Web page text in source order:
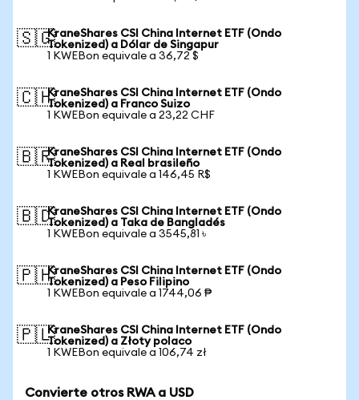
🇸🇬KraneShares CSI China Internet ETF (Ondo
Tokenized) a Dólar de Singapur
1 KWEBon equivale a 36,72 $
🇨🇭KraneShares CSI China Internet ETF (Ondo
Tokenized) a Franco Suizo
1 KWEBon equivale a 23,22 CHF
🇧🇷KraneShares CSI China Internet ETF (Ondo
Tokenized) a Real brasileño
1 KWEBon equivale a 146,45 R$
🇧🇩KraneShares CSI China Internet ETF (Ondo
Tokenized) a Taka de Bangladés
1 KWEBon equivale a 3545,81 ৳
🇵🇭KraneShares CSI China Internet ETF (Ondo
Tokenized) a Peso Filipino
1 KWEBon equivale a 1744,06 ₱
🇵🇱KraneShares CSI China Internet ETF (Ondo
Tokenized) a Złoty polaco
1 KWEBon equivale a 106,74 zł
Convierte otros RWA a USD